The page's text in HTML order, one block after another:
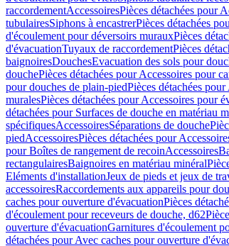
raccordementAccessoiresPièces détachées pour
tubulairesSiphons à encastrerPièces détachées
d'écoulement pour déversoirs murauxPièces
d'évacuationTuyaux de raccordementPièces
baignoiresDouchesEvacuation des sols pour
douchePièces détachées pour Accessoires pour
pour douches de plain-piedPièces détachées
muralesPièces détachées pour Accessoires pour
détachées pour Surfaces de douche en matériau
spécifiquesAccessoiresSéparations de douche
piedAccessoiresPièces détachées pour
pour Boîtes de rangement de recoinAccessoires
rectangulairesBaignoires en matériau minéral
Eléments d'installationJeux de pieds et jeux de
accessoiresRaccordements aux appareils pour
caches pour ouverture d'évacuationPièces
d'écoulement pour receveurs de douche, d62
ouverture d'évacuationGarnitures d'écoulement
détachées pour Avec caches pour ouverture